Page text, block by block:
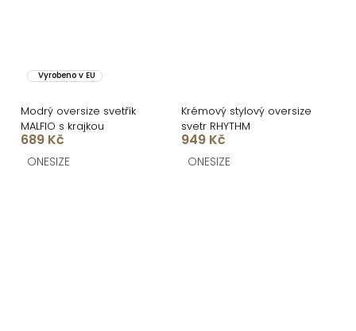
Vyrobeno v EU
Modrý oversize svetřík
MALFIO s krajkou
689 Kč
ONESIZE
Krémový stylový oversize
svetr RHYTHM
949 Kč
ONESIZE